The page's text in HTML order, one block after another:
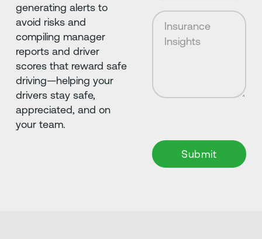
generating alerts to
avoid risks and
compiling manager
reports and driver
scores that reward safe
driving—helping your
drivers stay safe,
appreciated, and on
your team.